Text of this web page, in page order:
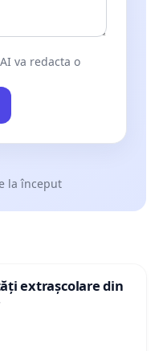
va redacta o
la început
extrașcolare din